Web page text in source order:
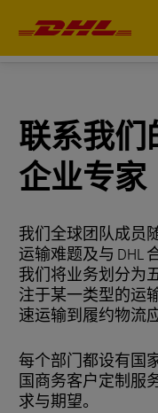
DHL 常客服务
联系我们
企业专家
我们全球团队成员
运输难题及与 DHL
我们将业务划分为
注于某一类型的
速运输到履约物流
每个部门都设有国
国商务客户定制服
求与期望。